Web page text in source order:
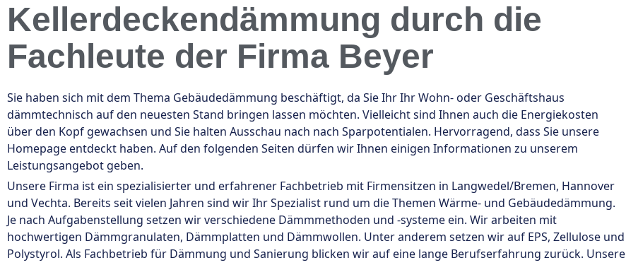
Kellerdeckendämmung durch die
Fachleute der Firma Beyer
Sie haben sich mit dem Thema Gebäudedämmung beschäftigt, da Sie Ihr Ihr Wohn- oder Geschäftshaus
dämmtechnisch auf den neuesten Stand bringen lassen möchten. Vielleicht sind Ihnen auch die Energiekosten
über den Kopf gewachsen und Sie halten Ausschau nach nach Sparpotentialen. Hervorragend, dass Sie unsere
Homepage entdeckt haben. Auf den folgenden Seiten dürfen wir Ihnen einigen Informationen zu unserem
Leistungsangebot geben.
Unsere Firma ist ein spezialisierter und erfahrener Fachbetrieb mit Firmensitzen in Langwedel/Bremen, Hannover
und Vechta. Bereits seit vielen Jahren sind wir Ihr Spezialist rund um die Themen Wärme- und Gebäudedämmung.
Je nach Aufgabenstellung setzen wir verschiedene Dämmmethoden und -systeme ein. Wir arbeiten mit
hochwertigen Dämmgranulaten, Dämmplatten und Dämmwollen. Unter anderem setzen wir auf EPS, Zellulose und
Polystyrol. Als Fachbetrieb für Dämmung und Sanierung blicken wir auf eine lange Berufserfahrung zurück. Unsere